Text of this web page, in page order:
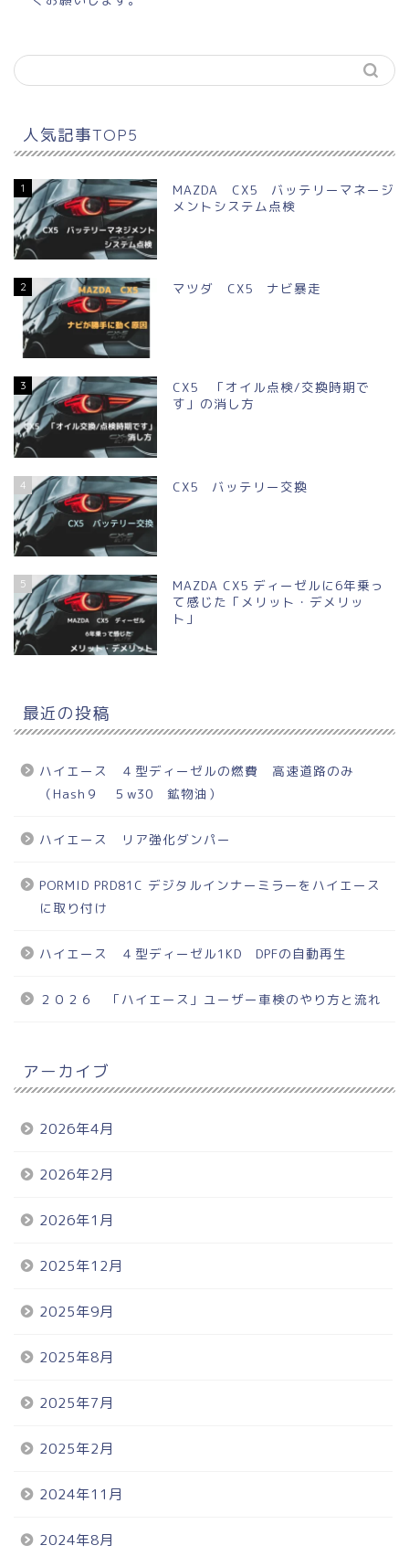
人気記事TOP5
1
MAZDA CX5 バッテリーマネージ
メントシステム点検
2 マツダ CX5 ナビ暴走
3
CX5 「オイル点検/交換時期で
す」の消し方
4 CX5 バッテリー交換
5
MAZDA CX5 ディーゼルに6年乗っ
て感じた「メリット・デメリッ
ト」
最近の投稿
ハイエース ４型ディーゼルの燃費 高速道路のみ
（Hash９ ５w30 鉱物油）
ハイエース リア強化ダンパー
PORMID PRD81C デジタルインナーミラーをハイエース
に取り付け
ハイエース ４型ディーゼル1KD DPFの自動再生
２０２６ 「ハイエース」ユーザー車検のやり方と流れ
アーカイブ
2026年4月
2026年2月
2026年1月
2025年12月
2025年9月
2025年8月
2025年7月
2025年2月
2024年11月
2024年8月